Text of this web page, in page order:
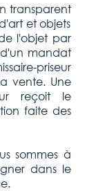
transparent
et objets
l'objet par
mandat
priseur
vente. Une
reçoit le
faite des
sommes à
dans le